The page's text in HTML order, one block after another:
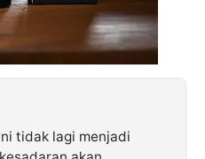
tidak lagi menjadi